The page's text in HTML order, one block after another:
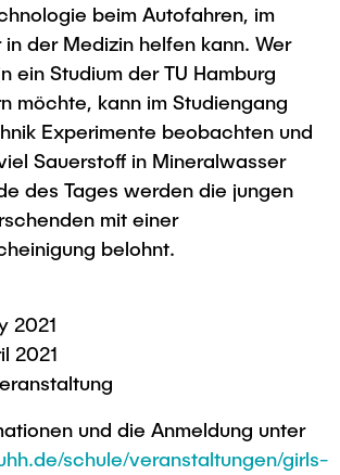
Workshop of the FSP
and Reactor
Multidisciplinary Studies
beim Autofahren, im
der Medizin helfen kann. Wer
ein Studium der TU Hamburg
möchte, kann im Studiengang
Experimente beobachten und
Sauerstoff in Mineralwasser
des Tages werden die jungen
mit einer
belohnt.
2021
2021
und die Anmeldung unter
schule/veranstaltungen/girls-